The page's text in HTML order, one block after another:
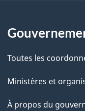
Toutes les
Ministères et
À propos du